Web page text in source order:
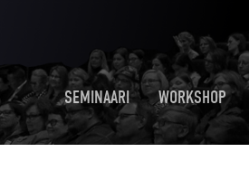
SEMINAARI WORKSHOP